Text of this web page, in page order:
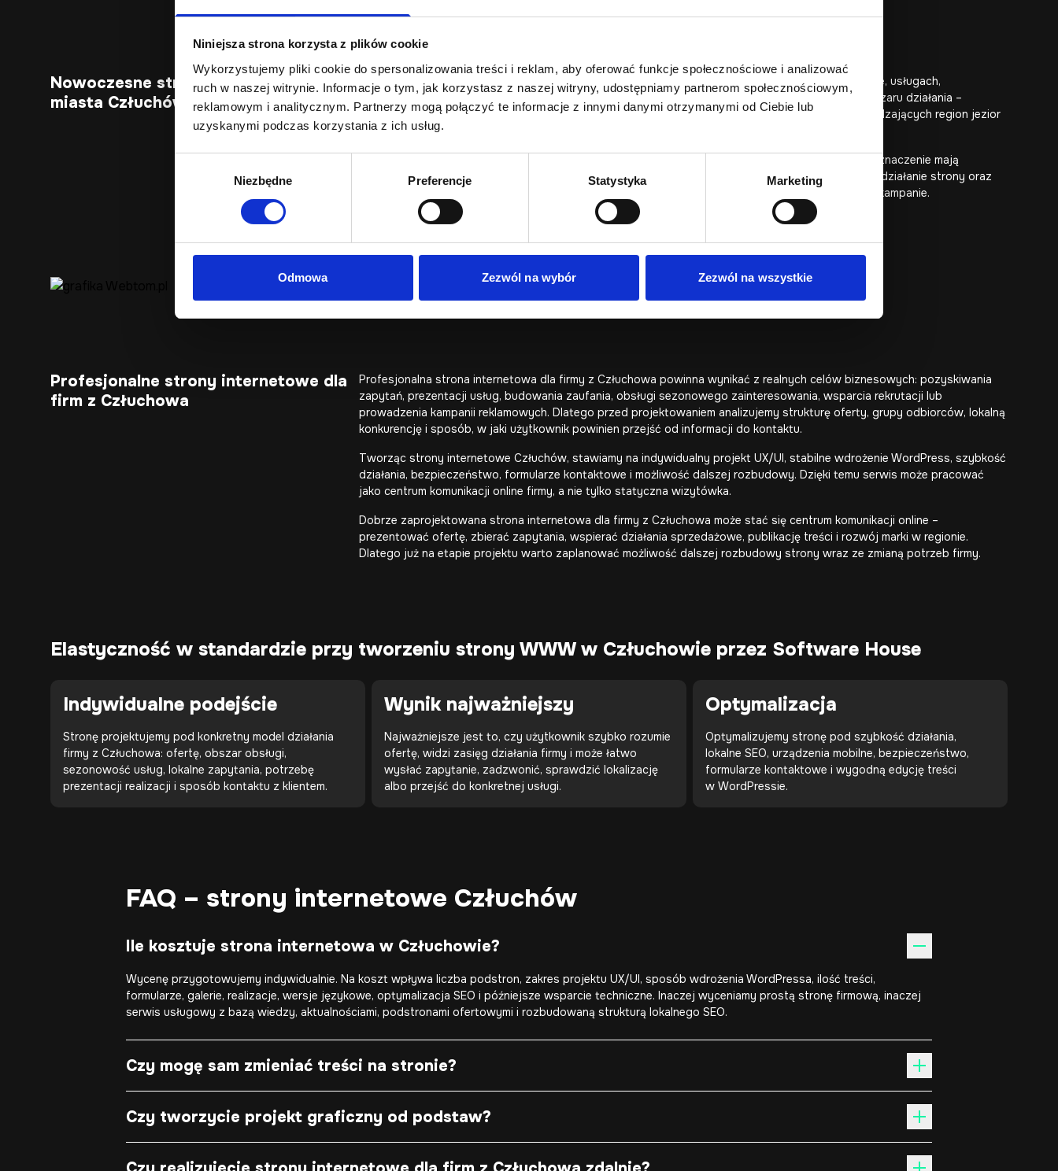
Niniejsza strona korzysta z plików cookie
Wykorzystujemy pliki cookie do spersonalizowania treści i reklam, aby oferować funkcje społecznościowe i analizować
ruch w naszej witrynie. Informacje o tym, jak korzystasz z naszej witryny, udostępniamy partnerom społecznościowym,
reklamowym i analitycznym. Partnerzy mogą połączyć te informacje z innymi danymi otrzymanymi od Ciebie lub
uzyskanymi podczas korzystania z ich usług.
Niezbędne Preferencje Statystyka Marketing
Odmowa Zezwól na wybór Zezwól na wszystkie
Nowoczesne strony internetowe dla
miasta Człuchów
Nowoczesna strona internetowa dla firmy z Człuchowa powinna porządkować informacje o ofercie, usługach,
realizacjach, zespole i sposobie kontaktu. Dla lokalnych firm szczególnie ważne jest pokazanie obszaru działania –
Człuchowa, powiatu człuchowskiego, okolicznych miejscowości oraz klientów sezonowych odwiedzających region jezior
i zamku.
Dla firm usługowych, handlowych, turystycznych, gastronomicznych, budowlanych i technicznych znaczenie mają
przejrzyste podstrony ofertowe, dobrze widoczne dane kontaktowe, formularze zapytań, szybkie działanie strony oraz
możliwość rozbudowy serwisu o realizacje, aktualności, galerię, bazę wiedzy lub landing page pod kampanie.
Profesjonalne strony internetowe dla
firm z Człuchowa
Profesjonalna strona internetowa dla firmy z Człuchowa powinna wynikać z realnych celów biznesowych: pozyskiwania
zapytań, prezentacji usług, budowania zaufania, obsługi sezonowego zainteresowania, wsparcia rekrutacji lub
prowadzenia kampanii reklamowych. Dlatego przed projektowaniem analizujemy strukturę oferty, grupy odbiorców, lokalną
konkurencję i sposób, w jaki użytkownik powinien przejść od informacji do kontaktu.
Tworząc strony internetowe Człuchów, stawiamy na indywidualny projekt UX/UI, stabilne wdrożenie WordPress, szybkość
działania, bezpieczeństwo, formularze kontaktowe i możliwość dalszej rozbudowy. Dzięki temu serwis może pracować
jako centrum komunikacji online firmy, a nie tylko statyczna wizytówka.
Dobrze zaprojektowana strona internetowa dla firmy z Człuchowa może stać się centrum komunikacji online –
prezentować ofertę, zbierać zapytania, wspierać działania sprzedażowe, publikację treści i rozwój marki w regionie.
Dlatego już na etapie projektu warto zaplanować możliwość dalszej rozbudowy strony wraz ze zmianą potrzeb firmy.
Elastyczność w standardzie przy tworzeniu strony WWW w Człuchowie przez Software House
Indywidualne podejście
Stronę projektujemy pod konkretny model działania
firmy z Człuchowa: ofertę, obszar obsługi,
sezonowość usług, lokalne zapytania, potrzebę
prezentacji realizacji i sposób kontaktu z klientem.
Wynik najważniejszy
Najważniejsze jest to, czy użytkownik szybko rozumie
ofertę, widzi zasięg działania firmy i może łatwo
wysłać zapytanie, zadzwonić, sprawdzić lokalizację
albo przejść do konkretnej usługi.
Optymalizacja
Optymalizujemy stronę pod szybkość działania,
lokalne SEO, urządzenia mobilne, bezpieczeństwo,
formularze kontaktowe i wygodną edycję treści
w WordPressie.
FAQ – strony internetowe Człuchów
Ile kosztuje strona internetowa w Człuchowie?
Wycenę przygotowujemy indywidualnie. Na koszt wpływa liczba podstron, zakres projektu UX/UI, sposób wdrożenia WordPressa, ilość treści,
formularze, galerie, realizacje, wersje językowe, optymalizacja SEO i późniejsze wsparcie techniczne. Inaczej wyceniamy prostą stronę firmową, inaczej
serwis usługowy z bazą wiedzy, aktualnościami, podstronami ofertowymi i rozbudowaną strukturą lokalnego SEO.
Czy mogę sam zmieniać treści na stronie?
Czy tworzycie projekt graficzny od podstaw?